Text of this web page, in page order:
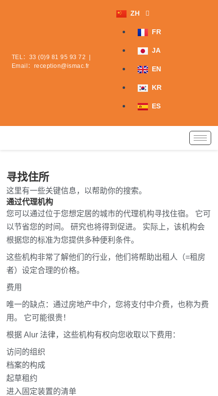
TEL： 33 (0)9 81 95 93 72
Email： reception@ismac.fr
ZH
FR
JA
EN
KR
ES
寻找住所
这里有一些关键信息，以帮助你的搜索。
通过代理机构
您可以通过位于您想定居的城市的代理机构寻找住宿。 它可
以节省您的时间。 研究也将得到促进。 实际上，该机构会
根据您的标准为您提供多种便利条件。
这些机构非常了解他们的行业，他们将帮助出租人（=租房
者）设定合理的价格。
费用
唯一的缺点：通过房地产中介，您将支付中介费，也称为费
用。 它可能很贵！
根据 Alur 法律，这些机构有权向您收取以下费用：
访问的组织
档案的构成
起草租约
进入固定装置的清单